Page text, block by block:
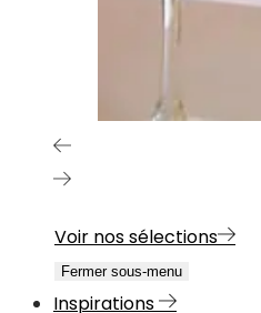
Voir nos sélections
Fermer sous-menu
Inspirations